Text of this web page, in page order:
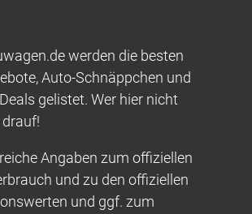
werden die besten
Auto-Schnäppchen und
gelistet. Wer hier nicht
Angaben zum offiziellen
und zu den offiziellen
und ggf. zum